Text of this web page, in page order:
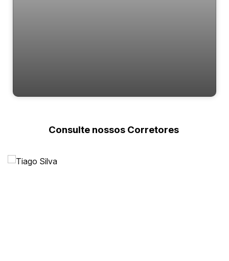
Consulte nossos Corretores